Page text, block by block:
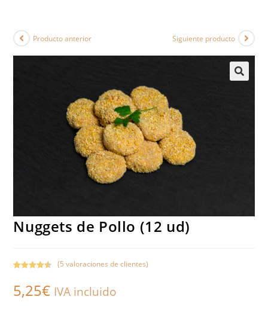
Producto anterior Siguiente producto
Nuggets de Pollo (12 ud)
con 4.60de
5 en base
(5 valoraciones de clientes)
5,25€ IVA incluido